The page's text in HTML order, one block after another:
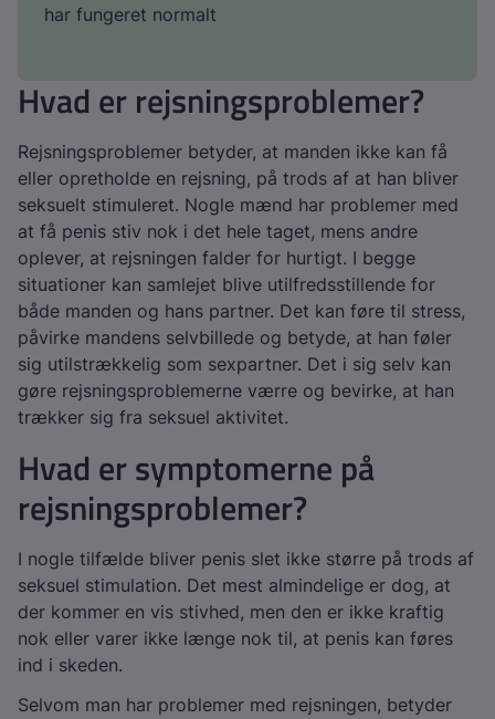
har fungeret normalt
Hvad er rejsningsproblemer?
Rejsningsproblemer betyder, at manden ikke kan få
eller opretholde en rejsning, på trods af at han bliver
seksuelt stimuleret. Nogle mænd har problemer med
at få penis stiv nok i det hele taget, mens andre
oplever, at rejsningen falder for hurtigt. I begge
situationer kan samlejet blive utilfredsstillende for
både manden og hans partner. Det kan føre til stress,
påvirke mandens selvbillede og betyde, at han føler
sig utilstrækkelig som sexpartner. Det i sig selv kan
gøre rejsningsproblemerne værre og bevirke, at han
trækker sig fra seksuel aktivitet.
Hvad er symptomerne på
rejsningsproblemer?
I nogle tilfælde bliver penis slet ikke større på trods af
seksuel stimulation. Det mest almindelige er dog, at
der kommer en vis stivhed, men den er ikke kraftig
nok eller varer ikke længe nok til, at penis kan føres
ind i skeden.
Selvom man har problemer med rejsningen, betyder